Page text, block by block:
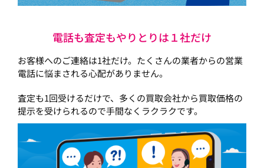
電話も査定もやりとりは１社だけ
お客様へのご連絡は1社だけ。たくさんの業者からの営業
電話に悩まされる心配がありません。
査定も1回受けるだけで、多くの買取会社から買取価格の
提示を受けられるので手間なくラクラクです。